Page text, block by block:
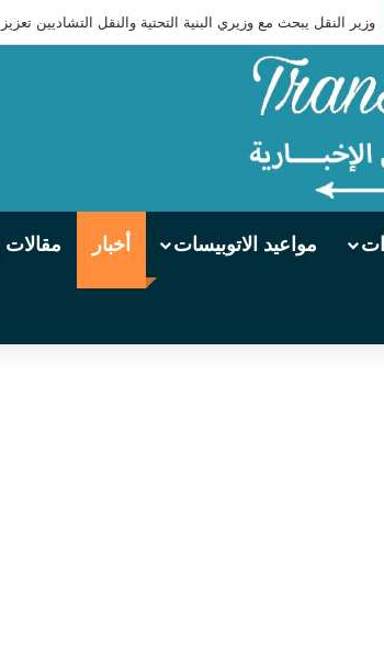
الوزير : مصر تنفذ الممر اللوجستي الدولي (برنيس – أسوان
مواعيد الاتوبيسات أخبار